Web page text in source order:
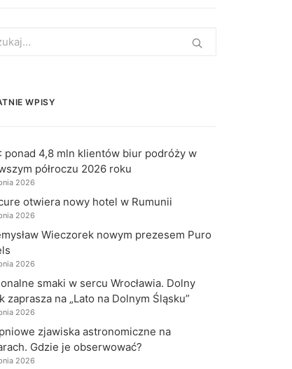
WPISY
ponad 4,8 mln klientów biur podróży w
półroczu 2026 roku
2026
otwiera nowy hotel w Rumunii
2026
Wieczorek nowym prezesem Puro
2026
smaki w sercu Wrocławia. Dolny
zaprasza na „Lato na Dolnym Śląsku”
2026
zjawiska astronomiczne na
Gdzie je obserwować?
2026